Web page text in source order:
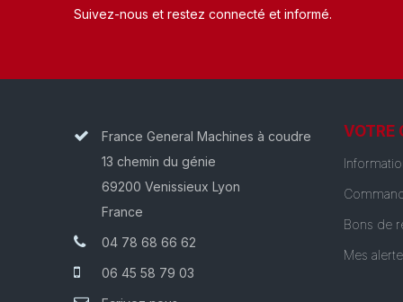
Suivez-nous et restez connecté et informé.​
France General Machines à coudre
13 chemin du génie
69200 Venissieux Lyon
France
04 78 68 66 62
06 45 58 79 03
VOTRE
Bons de
Mes